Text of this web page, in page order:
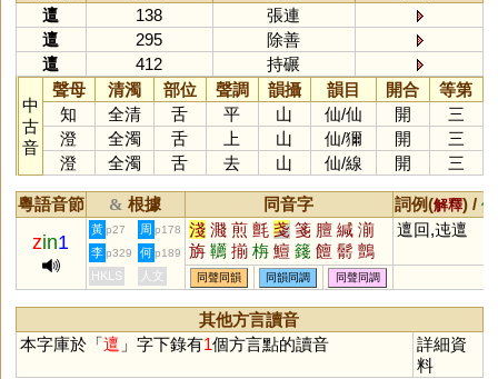
邅
138
張連
邅
295
除善
邅
412 持碾
中
古
音
聲母 清濁 部位 聲調 韻攝 韻目 開合
等第
知
全清 舌 平 山 仙/仙 開
三
澄
全濁 舌 上 山 仙/獮 開
三
澄
全濁 舌 去 山 仙/線 開 三
粵語音節 & 根據 同音字 詞例(解釋) /
zin1
黃 p27 周 p178 淺 濺 煎 氈 戔 箋 膻 緘 湔
旃 韉 揃 栴 鱣 籛 饘 鬋 鸇
牋 帴 儃 瀳 羶 鳽 驙 餰
邅回,迍邅
李 p329 何 p189
HKLS 人文 同聲同韻 同韻同調 同聲同調
其他方言讀音
本字庫於「邅 」字下錄有1個方言點的讀音
詳細資
料